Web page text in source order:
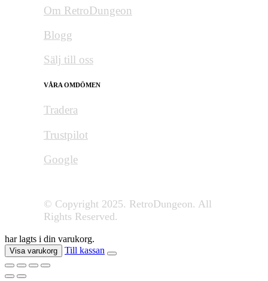
Om RetroDungeon
Blogg
Sälj till oss
VÅRA OMDÖMEN
Tradera
Trustpilot
Google
© Copyright 2025. RetroDungeon. All
Rights Reserved.
har lagts i din varukorg.
Visa varukorg Till kassan